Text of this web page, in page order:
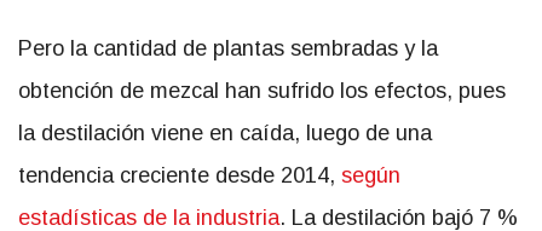
Pero la cantidad de plantas sembradas y la
obtención de mezcal han sufrido los efectos, pues
la destilación viene en caída, luego de una
tendencia creciente desde 2014, según
estadísticas de la industria. La destilación bajó 7 %